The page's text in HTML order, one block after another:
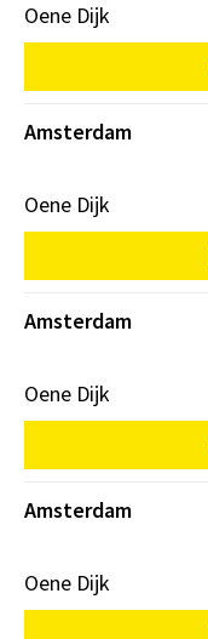
Oene Dijk
Amsterdam
Oene Dijk
Amsterdam
Oene Dijk
Amsterdam
Oene Dijk